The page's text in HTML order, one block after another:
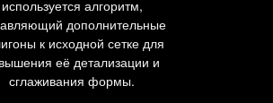
используется алгоритм,
дополнительные
к исходной сетке для
её детализации и
сглаживания формы.